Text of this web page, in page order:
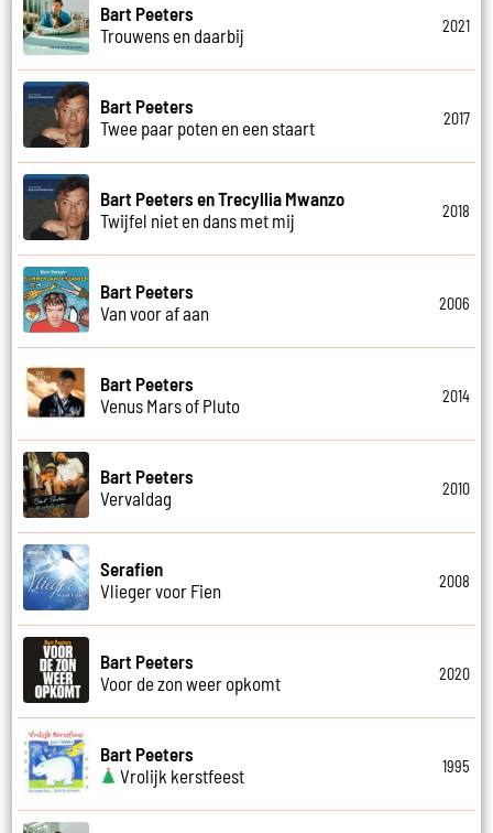
Bart Peeters
Trouwens en daarbij
2021
Bart Peeters
Twee paar poten en een staart
2017
Bart Peeters en Trecyllia Mwanzo
Twijfel niet en dans met mij
2018
Bart Peeters
Van voor af aan
2006
Bart Peeters
Venus Mars of Pluto
2014
Bart Peeters
Vervaldag
2010
Serafien
Vlieger voor Fien
2008
Bart Peeters
Voor de zon weer opkomt
2020
Bart Peeters
Vrolijk kerstfeest
1995